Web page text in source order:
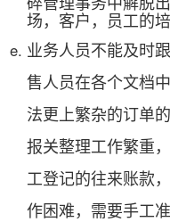
场，客户，员工的培
业务人员不能及时
售人员在各个文档
法更上繁杂的订单
报关整理工作繁重
工登记的往来账款
作困难，需要手工